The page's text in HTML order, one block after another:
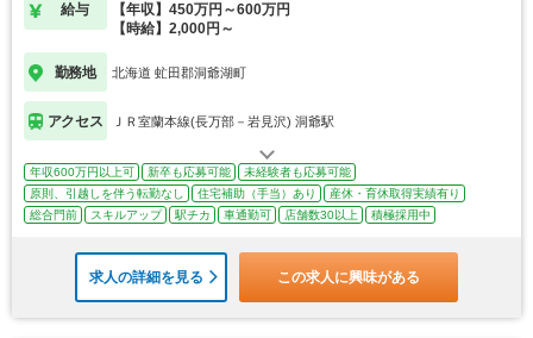
給与
【年収】450万円～600万円
【時給】2,000円～
勤務地 北海道 虻田郡洞爺湖町
アクセス ＪＲ室蘭本線(長万部－岩見沢) 洞爺駅
年収600万円以上可 新卒も応募可能
未経験者も応募可能
原則、引越しを伴う転勤なし
住宅補助（手当）あり
産休・育休取得実績有り
総合門前
スキルアップ 駅チカ 車通勤可 店舗数30以上 積極採用中
求人の詳細を見る この求人に興味がある